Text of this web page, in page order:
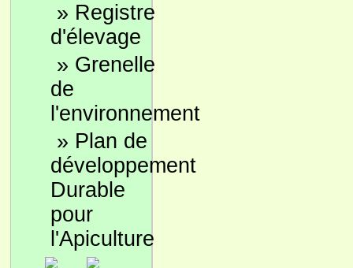
» Registre
d'élevage
» Grenelle
de
l'environnement
» Plan de
développement
Durable
pour
l'Apiculture